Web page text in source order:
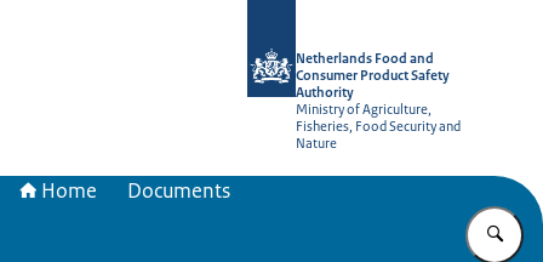
Netherlands Food and
Consumer Product Safety
Authority
Ministry of Agriculture,
Fisheries, Food Security and
Nature
Home Documents